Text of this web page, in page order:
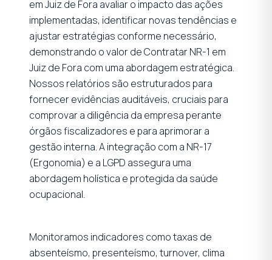
em Juiz de Fora avaliar o impacto das ações
implementadas, identificar novas tendências e
ajustar estratégias conforme necessário,
demonstrando o valor de Contratar NR-1 em
Juiz de Fora com uma abordagem estratégica.
Nossos relatórios são estruturados para
fornecer evidências auditáveis, cruciais para
comprovar a diligência da empresa perante
órgãos fiscalizadores e para aprimorar a
gestão interna. A integração com a NR-17
(Ergonomia) e a LGPD assegura uma
abordagem holística e protegida da saúde
ocupacional.
Monitoramos indicadores como taxas de
absenteísmo, presenteísmo, turnover, clima